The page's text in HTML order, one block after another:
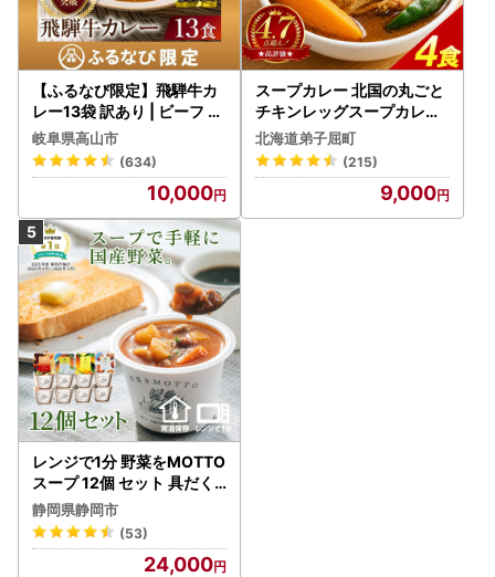
【ふるなび限定】飛騨牛カ
レー13袋 訳あり | ビーフ レ
トルト 訳あり DC006-CP
01 FN-Limited-VO
岐阜県高山市
(634)
10,000
スープカレー 北国の丸ごと
チキンレッグスープカレー
4個 3739
北海道弟子屈町
(215)
9,000
レンジで1分 野菜をMOTTO
スープ 12個 セット 具だく
さんスープ 朝食 惣菜 国産
野菜 常温保存
静岡県静岡市
(53)
24,000